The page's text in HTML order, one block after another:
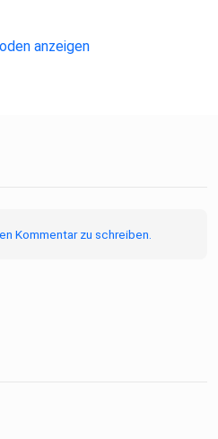
anzeigen
Kommentar zu schreiben.